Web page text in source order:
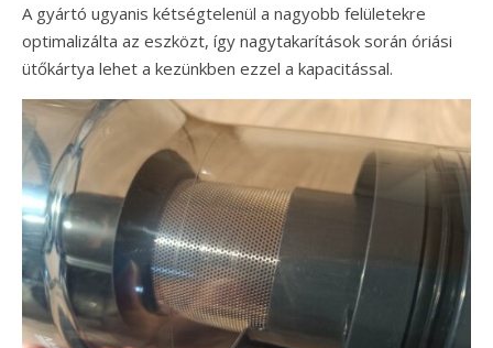
A gyártó ugyanis kétségtelenül a nagyobb felületekre
optimalizálta az eszközt, így nagytakarítások során óriási
ütőkártya lehet a kezünkben ezzel a kapacitással.